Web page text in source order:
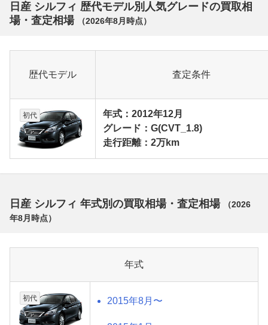
日産 シルフィ 歴代モデル別人気グレードの買取相
場・査定相場
（2026年8月 時点）
歴代モデル 査定条件
初代
年式：2012年12月
グレード：G(CVT_1.8)
走行距離：2万km
日産 シルフィ 年式別の買取相場・査定相場 （2026
年8月 時点）
年式
初代 2015年8月〜